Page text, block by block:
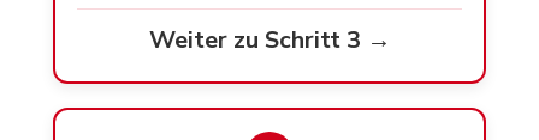
Weiter zu Schritt 3 →